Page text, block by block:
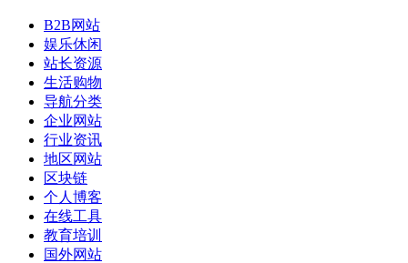
B2B网站
娱乐休闲
站长资源
生活购物
导航分类
企业网站
行业资讯
地区网站
区块链
个人博客
在线工具
教育培训
国外网站